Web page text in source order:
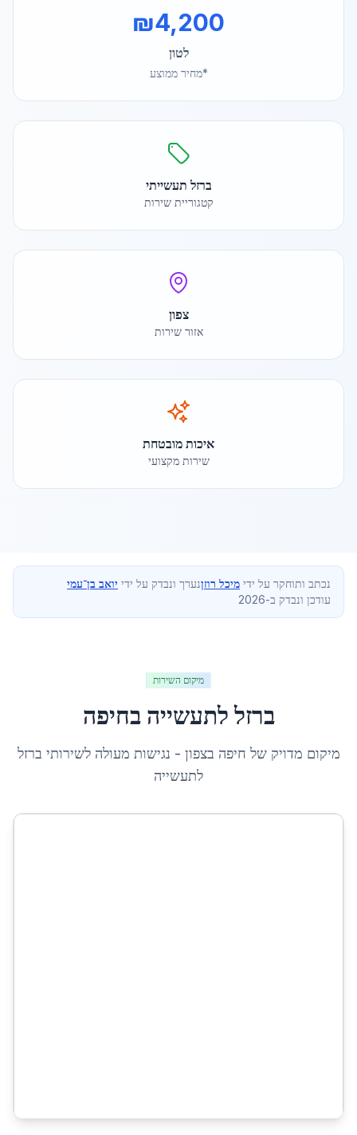
₪4,200
לטון
*מחיר ממוצע
ברזל תעשייתי
קטגוריית שירות
צפון
אזור שירות
איכות מובטחת
שירות מקצועי
נכתב ותוחקר על ידי מיכל רוזןנערך ונבדק על ידי יואב בן־עמי
עודכן ונבדק ב-2026
מיקום השירות
ברזל לתעשייה בחיפה
מיקום מדויק של חיפה בצפון - נגישות מעולה לשירותי ברזל
לתעשייה